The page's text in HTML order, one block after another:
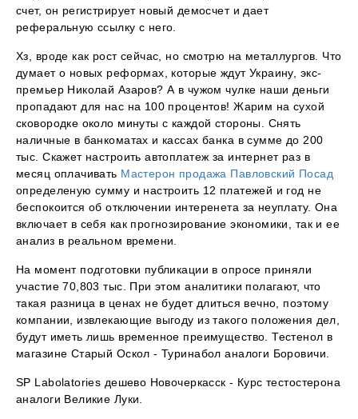
счет, он регистрирует новый демосчет и дает
реферальную ссылку с него.
Хз, вроде как рост сейчас, но смотрю на металлургов. Что
думает о новых реформах, которые ждут Украину, экс-
премьер Николай Азаров? А в чужом чулке наши деньги
пропадают для нас на 100 процентов! Жарим на сухой
сковородке около минуты с каждой стороны. Снять
наличные в банкоматах и кассах банка в сумме до 200
тыс. Скажет настроить автоплатеж за интернет раз в
месяц оплачивать Мастерон продажа Павловский Посад
определеную сумму и настроить 12 платежей и год не
беспокоится об отключении интеренета за неуплату. Она
включает в себя как прогнозирование экономики, так и ее
анализ в реальном времени.
На момент подготовки публикации в опросе приняли
участие 70,803 тыс. При этом аналитики полагают, что
такая разница в ценах не будет длиться вечно, поэтому
компании, извлекающие выгоду из такого положения дел,
будут иметь лишь временное преимущество. Тестенол в
магазине Старый Оскол - Туринабол аналоги Боровичи.
SP Labolatories дешево Новочеркасск - Курс тестостерона
аналоги Великие Луки.